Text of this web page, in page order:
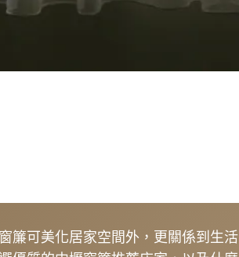
簾可美化居家空間外，更關係到生活